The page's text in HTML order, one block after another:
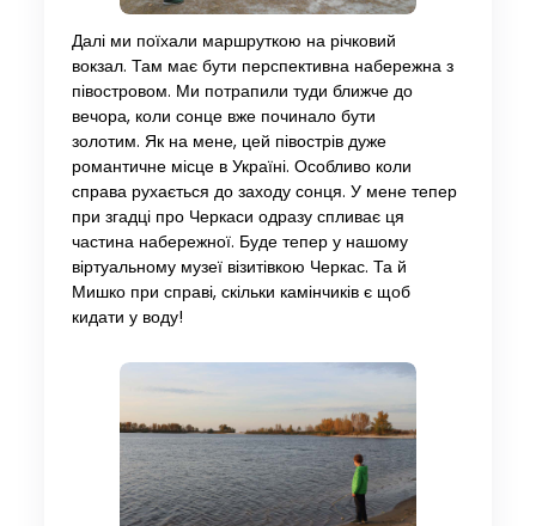
Далі ми поїхали маршруткою на річковий
вокзал. Там має бути перспективна набережна з
півостровом. Ми потрапили туди ближче до
вечора, коли сонце вже починало бути
золотим. Як на мене, цей півострів дуже
романтичне місце в Україні. Особливо коли
справа рухається до заходу сонця. У мене тепер
при згадці про Черкаси одразу спливає ця
частина набережної. Буде тепер у нашому
віртуальному музеї візитівкою Черкас. Та й
Мишко при справі, скільки камінчиків є щоб
кидати у воду!